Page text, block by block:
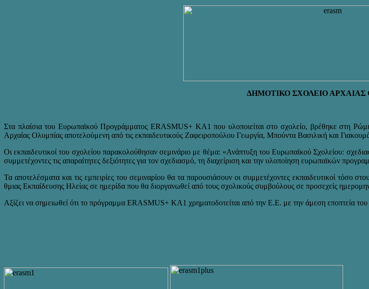
ΔΗΜΟΤΙΚΟ ΣΧΟΛΕΙΟ ΑΡΧΑΙΑΣ
Στα πλαίσια του Ευρωπαϊκού Προγράμματος ERASMUS+ KA1 που υλοποιείται στο σχολείο, βρέθηκε στη
Αρχαίας Ολυμπίας αποτελούμενη από τις εκπαιδευτικούς Ζαφειροπούλου Γεωργία, Μπούντα Βασιλική και
Οι εκπαιδευτικοί του σχολείου παρακολούθησαν σεμινάριο με θέμα: «Ανάπτυξη του Ευρωπαϊκού Σχολείου:
συμμετέχοντες τις απαραίτητες δεξιότητες για τον σχεδιασμό, τη διαχείριση και την υλοποίηση ευρωπαϊκών
Τα αποτελέσματα και τις εμπειρίες του σεμιναρίου θα τα παρουσιάσουν οι συμμετέχοντες εκπαιδευτικοί τόσο
θμιας Εκπαίδευσης Ηλείας σε ημερίδα που θα διοργανωθεί από τους σχολικούς συμβούλους σε προσεχείς
Αξίζει να σημειωθεί ότι το πρόγραμμα ERASMUS+ KA1 χρηματοδοτείται από την Ε.Ε. με την άμεση εποπτεία